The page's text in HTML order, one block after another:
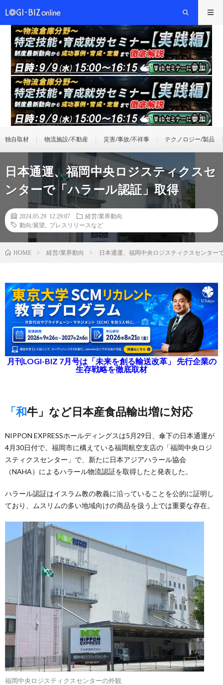
独自取材 物流施設/不動産 災害/事故/不祥事 テクノロジー/製品
日本通運、福岡中央ロジスティクスセ
ンターで「ハラール認証」取得
2024.05.29 12:29:07
経営/業界動向
動向/展望
プレスリリースなど
HOME 経営/業界動向 日本通運、福岡中央ロジスティクスセンター
月刊LOGI-BIZ 7月号は「未来を創る輸送改革」 先行企業の
生存戦略を徹底取材
「和牛」など日本産食品輸出増に対応
NIPPON EXPRESSホールディングスは5月29日、傘下の日本通運が
4月30日付で、福岡市に構えている福岡航空支店の「福岡中央ロジ
スティクスセンター」で、新たに日本アジアハラール協会
（NAHA）によるハラール物流認証を取得したと発表した。
ハラール認証はイスラム教の教義に沿っていることを公的に証明し
ており、ムスリムの多い地域向けの商品を扱う上では重要な存在。
福岡中央ロジスティクスセンターの外観